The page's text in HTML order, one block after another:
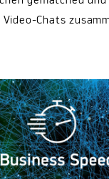
Chats